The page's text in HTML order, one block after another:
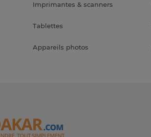
Imprimantes & scanners
Tablettes
Appareils photos